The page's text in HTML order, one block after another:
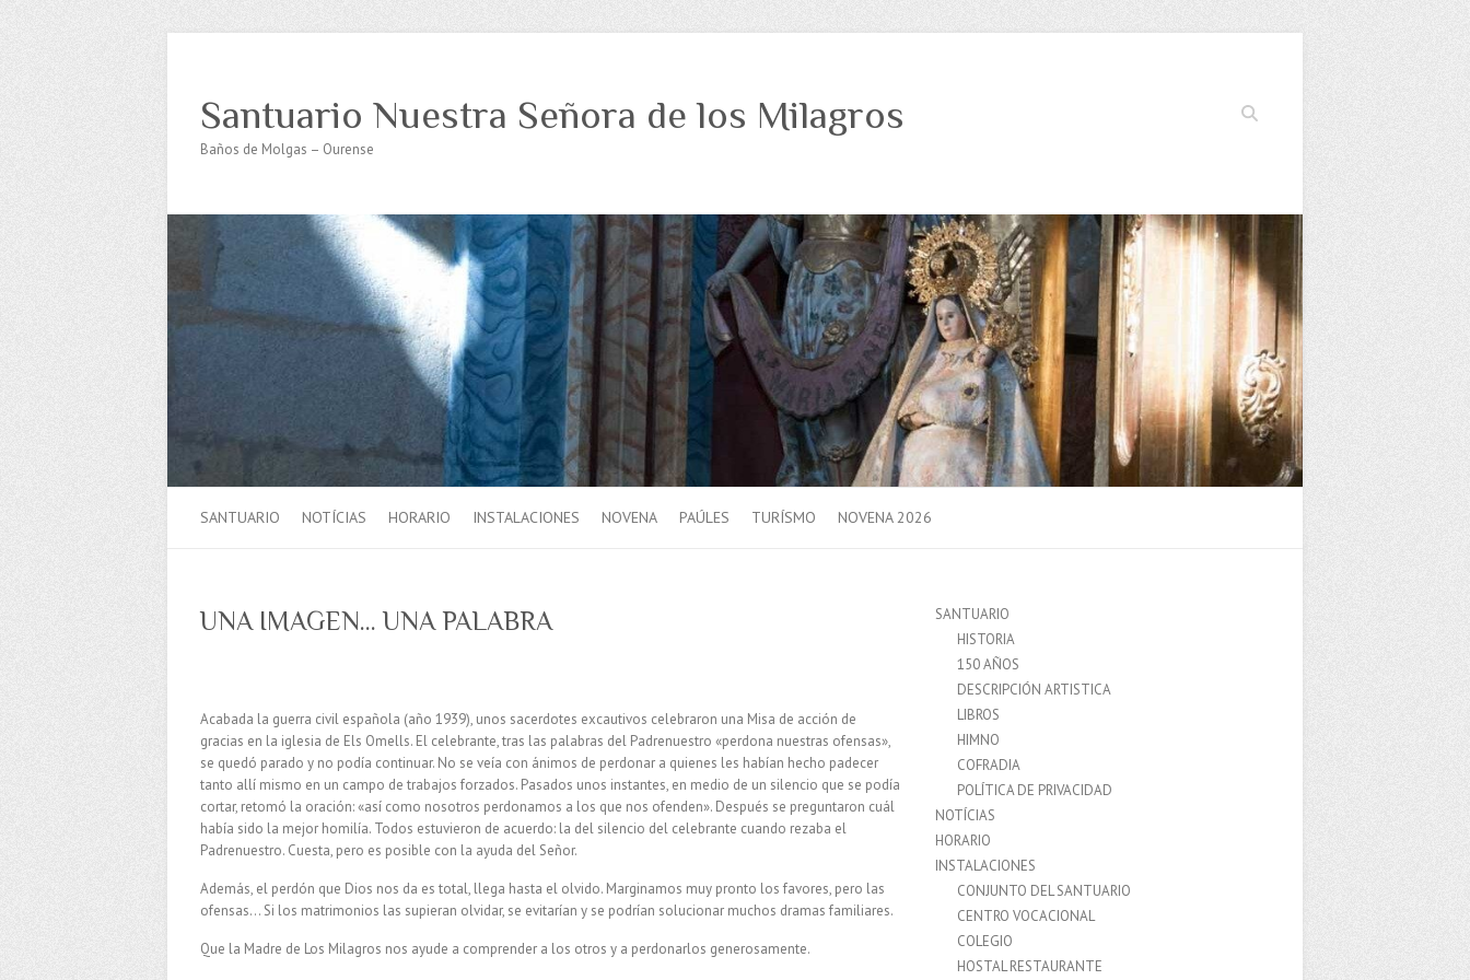
Buscar
Santuario Nuestra Señora de los Milagros
Baños de Molgas – Ourense
SANTUARIO NOTÍCIAS HORARIO INSTALACIONES NOVENA PAÚLES TURÍSMO NOVENA 2026
UNA IMAGEN… UNA PALABRA
Acabada la guerra civil española (año 1939), unos sacerdotes excautivos celebraron una Misa de acción de
gracias en la iglesia de Els Omells. El celebrante, tras las palabras del Padrenuestro «perdona nuestras ofensas»,
se quedó parado y no podía continuar. No se veía con ánimos de perdonar a quienes les habían hecho padecer
tanto allí mismo en un campo de trabajos forzados. Pasados unos instantes, en medio de un silencio que se podía
cortar, retomó la oración: «así como nosotros perdonamos a los que nos ofenden». Después se preguntaron cuál
había sido la mejor homilía. Todos estuvieron de acuerdo: la del silencio del celebrante cuando rezaba el
Padrenuestro. Cuesta, pero es posible con la ayuda del Señor.
Además, el perdón que Dios nos da es total, llega hasta el olvido. Marginamos muy pronto los favores, pero las
ofensas… Si los matrimonios las supieran olvidar, se evitarían y se podrían solucionar muchos dramas familiares.
Que la Madre de Los Milagros nos ayude a comprender a los otros y a perdonarlos generosamente.
SANTUARIO
HISTORIA
150 AÑOS
DESCRIPCIÓN ARTISTICA
LIBROS
HIMNO
COFRADIA
POLÍTICA DE PRIVACIDAD
NOTÍCIAS
HORARIO
INSTALACIONES
CONJUNTO DEL SANTUARIO
CENTRO VOCACIONAL
COLEGIO
HOSTAL RESTAURANTE